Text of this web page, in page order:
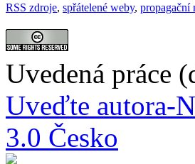
RSS zdroje, spřátelené weby, propagační
Uvedená práce
Uveďte autora-
3.0 Česko